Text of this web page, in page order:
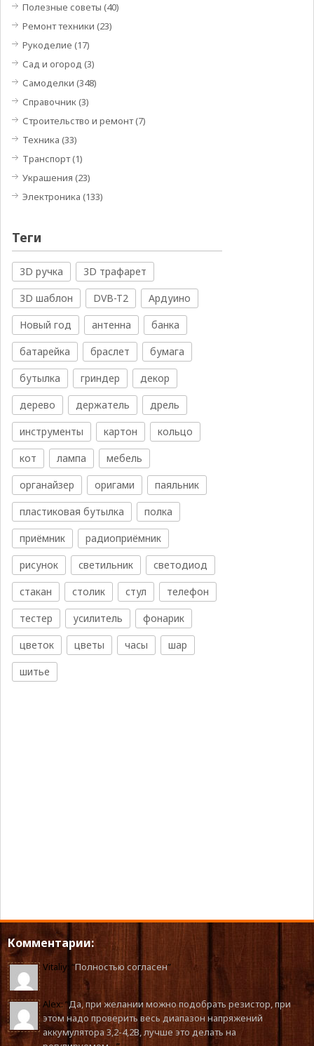
Полезные советы (40)
Ремонт техники (23)
Рукоделие (17)
Сад и огород (3)
Самоделки (348)
Справочник(3)
Строительство и ремонт(7)
Техника (33)
Транспорт(1)
Украшения (23)
Электроника (133)
Теги
3D ручка
3D трафарет
3D шаблон
DVB-T2
Ардуино
Новый год
антенна
банка
батарейка
браслет
бумага
бутылка
гриндер
декор
дерево
держатель
дрель
инструменты
картон
кольцо
кот
лампа
мебель
органайзер
оригами
паяльник
пластиковая бутылка
полка
приёмник
радиоприёмник
рисунок
светильник
светодиод
стакан
столик стул
телефон
тестер
усилитель
фонарик
цветок
цветы часы
шар
шитье
Комментарии:
Vitaliy : “Полностью согласен”
Alex: “Да, при желании можно подобрать резистор, при
этом надо проверить весь диапазон напряжений
аккумулятора 3,2-4,2В, лучше это делать на